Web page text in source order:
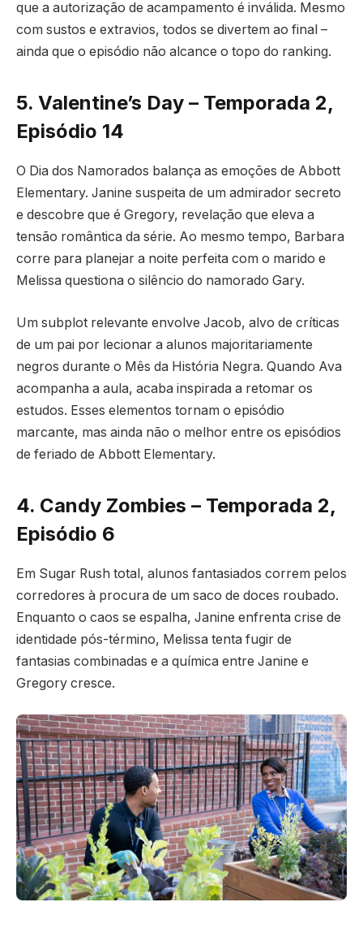
que a autorização de acampamento é inválida. Mesmo
com sustos e extravios, todos se divertem ao final –
ainda que o episódio não alcance o topo do ranking.
5. Valentine’s Day – Temporada 2,
Episódio 14
O Dia dos Namorados balança as emoções de Abbott
Elementary. Janine suspeita de um admirador secreto
e descobre que é Gregory, revelação que eleva a
tensão romântica da série. Ao mesmo tempo, Barbara
corre para planejar a noite perfeita com o marido e
Melissa questiona o silêncio do namorado Gary.
Um subplot relevante envolve Jacob, alvo de críticas
de um pai por lecionar a alunos majoritariamente
negros durante o Mês da História Negra. Quando Ava
acompanha a aula, acaba inspirada a retomar os
estudos. Esses elementos tornam o episódio
marcante, mas ainda não o melhor entre os episódios
de feriado de Abbott Elementary.
4. Candy Zombies – Temporada 2,
Episódio 6
Em Sugar Rush total, alunos fantasiados correm pelos
corredores à procura de um saco de doces roubado.
Enquanto o caos se espalha, Janine enfrenta crise de
identidade pós-término, Melissa tenta fugir de
fantasias combinadas e a química entre Janine e
Gregory cresce.